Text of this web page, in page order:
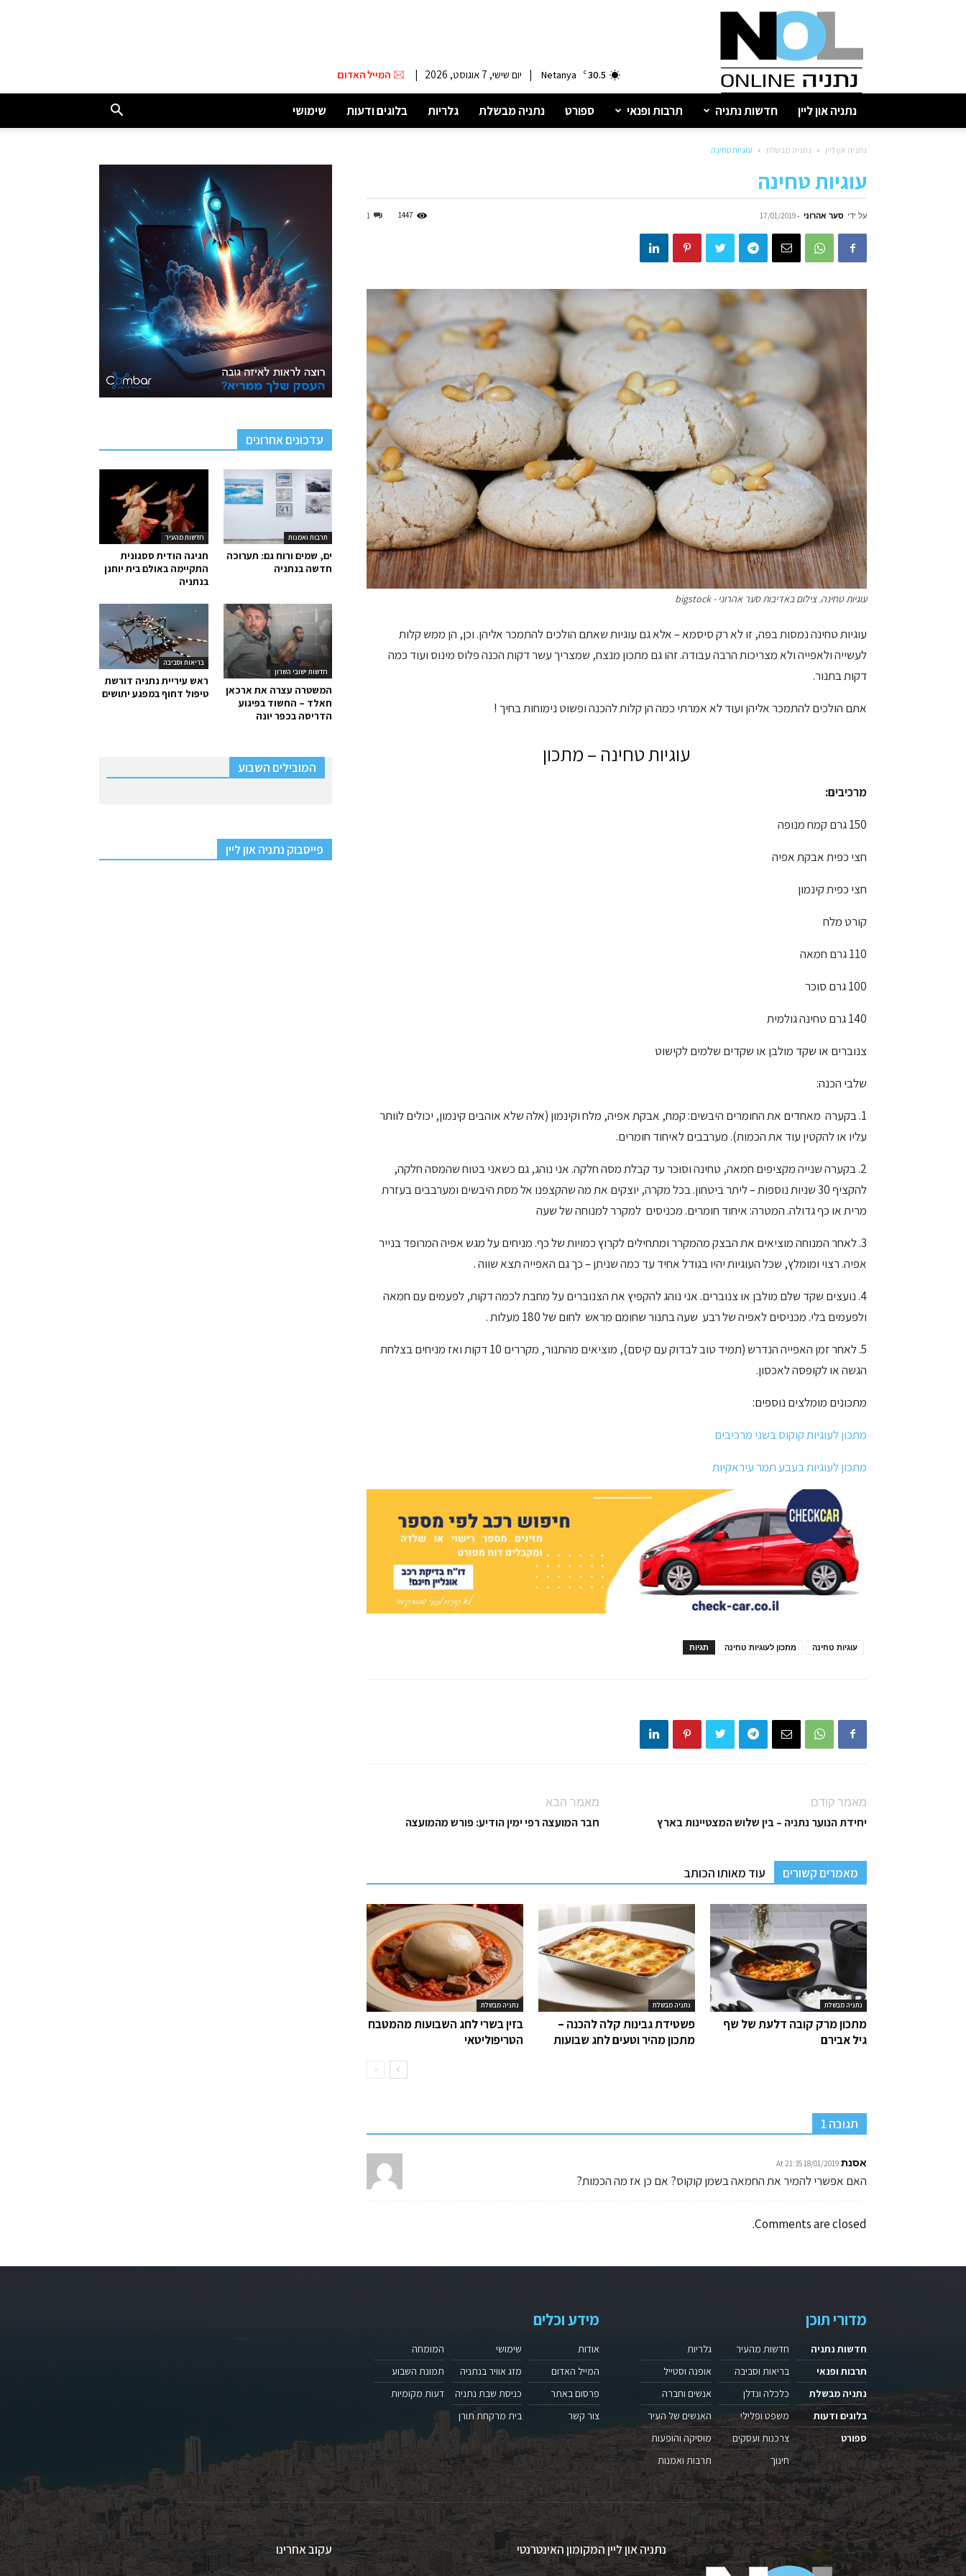
נתניה
30.5
C
Netanya
| יום שישי, 7 אוגוסט, 2026 | המייל האדום
נתניה און ליין חדשות נתניה תרבות ופנאי ספורט נתניה מבשלת גלריות בלוגים ודעות שימושי
נתניה און ליין נתניה מבשלת עוגיות טחינה
עוגיות טחינה
על ידי סער אהרוני -
17/01/2019
1 1447
עוגיות טחינה. צילום באדיבות סער אהרוני - bigstock
עוגיות טחינה נמסות בפה, זו לא רק סיסמא – אלא גם עוגיות שאתם הולכים להתמכר אליהן. וכן, הן ממש קלות
לעשייה ולאפייה ולא מצריכות הרבה עבודה. זהו גם מתכון מנצח, שמצריך עשר דקות הכנה פלוס מינוס ועוד כמה
דקות בתנור.
אתם הולכים להתמכר אליהן ועוד לא אמרתי כמה הן קלות להכנה ופשוט נימוחות בחיך !
עוגיות טחינה – מתכון
מרכיבים:
150 גרם קמח מנופה
חצי כפית אבקת אפיה
חצי כפית קינמון
קורט מלח
110 גרם חמאה
100 גרם סוכר
140 גרם טחינה גולמית
צנוברים או שקד מולבן או שקדים שלמים לקישוט
שלבי הכנה:
1. בקערה מאחדים את החומרים היבשים: קמח, אבקת אפיה, מלח וקינמון (אלה שלא אוהבים קינמון, יכולים לוותר
עליו או להקטין עוד את הכמות). מערבבים לאיחוד חומרים.
2. בקערה שנייה מקציפים חמאה, טחינה וסוכר עד קבלת מסה חלקה. אני נוהג, גם כשאני בטוח שהמסה חלקה,
להקציף 30 שניות נוספות – ליתר ביטחון. בכל מקרה, יוצקים את מה שהקצפנו אל מסת היבשים ומערבבים בעזרת
מרית או כף גדולה. המטרה: איחוד חומרים. מכניסים למקרר למנוחה של שעה
3. לאחר המנוחה מוציאים את הבצק מהמקרר ומתחילים לקרוץ כמויות של כף. מניחים על מגש אפיה המרופד בנייר
אפיה. רצוי ומומלץ, שכל העוגיות יהיו בגודל אחיד עד כמה שניתן – כך גם האפייה תצא שווה .
4. נועצים שקד שלם מולבן או צנוברים. אני נוהג להקפיץ את הצנוברים על מחבת לכמה דקות, לפעמים עם חמאה
ולפעמים בלי. מכניסים לאפיה של רבע שעה בתנור שחומם מראש לחום של 180 מעלות .
5. לאחר זמן האפייה הנדרש (תמיד טוב לבדוק עם קיסם), מוציאים מהתנור, מקררים 10 דקות ואז מניחים בצלחת
הגשה או לקופסה לאכסון.
מתכונים מומלצים נוספים:
מתכון לעוגיות קוקוס בשני מרכיבים
מתכון לעוגיות בעבע תמר עיראקיות
תגיות מתכון לעוגיות טחינה עוגיות טחינה
מאמר קודם
יחידת הנוער נתניה – בין שלוש המצטיינות בארץ
מאמר הבא
חבר המועצה רפי ימין הודיע: פורש מהמועצה
מאמרים קשורים עוד מאותו הכותב
נתניה מבשלת
בזין בשרי לחג השבועות מהמטבח
הטריפוליטאי
נתניה מבשלת
פשטידת גבינות קלה להכנה –
מתכון מהיר וטעים לחג שבועות
נתניה מבשלת
מתכון מרק קובה דלעת של שף
גיל אבירם
תגובה 1
אסנת 18/01/2019 At 21:35
האם אפשרי להמיר את החמאה בשמן קוקוס? אם כן אז מה הכמות?
Comments are closed.
עדכונים אחרונים
חדשות מהעיר
חגיגה הודית ססגונית
התקיימה באולם בית יוחנן
בנתניה
תרבות ואמנות
ים, שמים ורוח גם: תערוכה
חדשה בנתניה
בריאות וסביבה
ראש עיריית נתניה דורשת
טיפול דחוף במפגע יתושים
חדשות ישובי השרון
המשטרה עצרה את ארכאן
חאלד – החשוד בפיגוע
הדריסה בכפר יונה
המובילים השבוע
פייסבוק נתניה און ליין
מדורי תוכן
חדשות נתניה
תרבות ופנאי
נתניה מבשלת
בלוגים ודעות
ספורט
חדשות מהעיר
בריאות וסביבה
כלכלה ונדלן
משפט ופלילי
צרכנות ועסקים
חינוך
גלריות
אופנה וסטייל
אנשים וחברה
האנשים של העיר
מוסיקה והופעות
תרבות ואמנות
מידע וכלים
אודות
המייל האדום
פרסום באתר
צור קשר
שימושי
מזג אוויר בנתניה
כניסת שבת נתניה
בית מרקחת תורן
המומחה
תמונת השבוע
דעות מקומיות
נתניה און ליין המקומון האינטרנטי עקוב אחרינו